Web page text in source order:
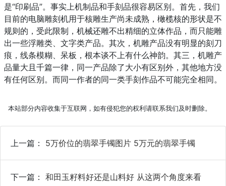
是“印刷品”。事实上机制品和手刻品很容易区别。首先，我们
目前的电脑雕刻机用于核雕生产尚未成熟，橄榄核的形状是不
规则的，受此限制，机械还雕不出精细的立体作品，而只能雕
出一些浮雕类、文字类产品。其次，机雕产品没有明显的刻刀
痕，线条模糊、呆板，根本谈不上有什么神韵。其三，机雕产
品量大且千篇一律，同一产品除了大小有区别外，其他地方没
有任何区别。而同一作者的同一类手刻作品不可能完全相同。
本站部分内容收集于互联网，如有侵犯您的权利请联系我们及时删除。
上一篇： 5万价位的翡翠手镯图片 5万元的翡翠手镯
下一篇： 和田玉籽料好还是山料好 从这两个角度来看